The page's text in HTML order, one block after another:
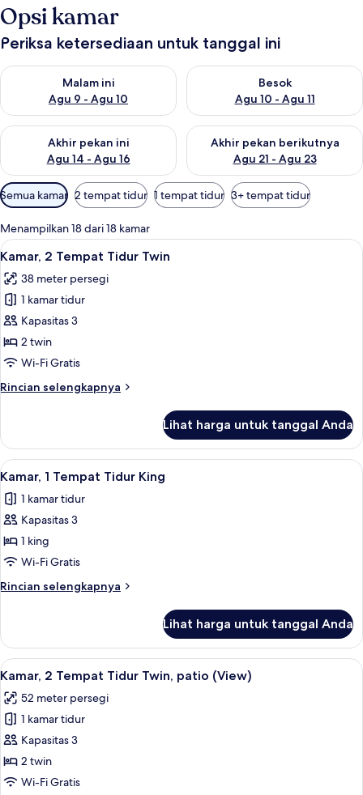
Opsi kamar
Periksa ketersediaan untuk tanggal ini
Malam ini
Agu 9 - Agu 10
Periksa ketersediaan untuk malam ini Agu 9 - Agu 10
Besok
Agu 10 - Agu 11
Periksa ketersediaan untuk
Akhir pekan ini
Agu 14 - Agu 16
Periksa ketersediaan untuk akhir pekan ini Agu 14 - Agu 16
Akhir pekan berikutnya
Agu 21 - Agu 23
Periksa ketersediaan untuk
Filter
tersedia
untuk
kamar
Semua kamar 2 tempat tidur 1 tempat tidur 3+ tempat tidur
Menampilkan 18 dari 18 kamar
Lihat
semua
foto
untuk
Kamar,
2
Tempat
Twin
Kamar, 2 Tempat Tidur Twin | Seprai
6
Kamar, 2 Tempat Tidur Twin
38 meter persegi
1 kamar tidur
Kapasitas 3
2 twin
Wi-Fi Gratis
Rincian selengkapnya
Rincian
Kamar,
Tempat
Twin
Lihat harga untuk tanggal Anda
Lihat
semua
foto
untuk
Kamar,
1
Tempat
Tidur
Kamar, 1 Tempat Tidur King | Seprai
5
Kamar, 1 Tempat Tidur King
1 kamar tidur
Kapasitas 3
1 king
Wi-Fi Gratis
Rincian selengkapnya
Rincian
Kamar,
Tempat
King
Lihat harga untuk tanggal Anda
Lihat
semua
foto
untuk
Kamar,
2
Tempat
Kamar, 2 Tempat Tidur Twin, patio
6
Kamar, 2 Tempat Tidur Twin, patio (View)
52 meter persegi
1 kamar tidur
Kapasitas 3
2 twin
Wi-Fi Gratis